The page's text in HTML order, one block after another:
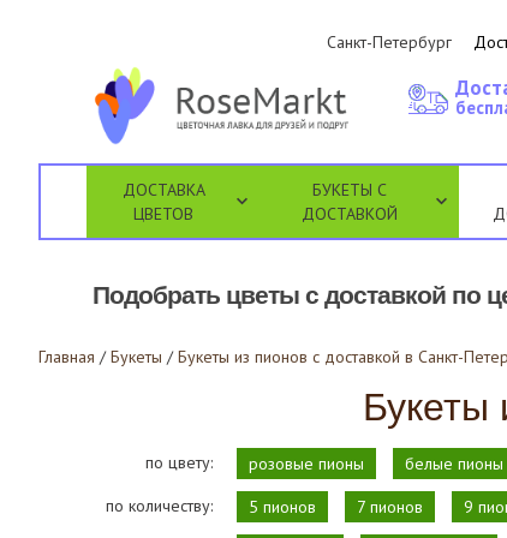
Санкт-Петербург
ДОСТАВКА
ЦВЕТОВ
БУКЕТЫ С
ДОСТАВКОЙ
Подобрать цветы с доставкой по
Главная / Букеты / Букеты из пионов с доставкой в Санкт-
Букеты
по цвету: розовые пионы белые пионы
по количеству:
5 пионов 7 пионов 9